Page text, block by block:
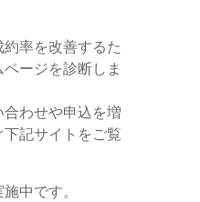
率を改善するた
ージを診断しま
わせや申込を増
記サイトをご覧
中です。